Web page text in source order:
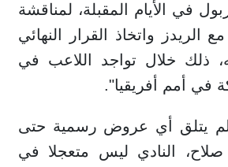
في الأيام المقبلة، لمناقشة
الريدز واتخاذ القرار النهائي
ذلك خلال تواجد اللاعب في
في أمم أفريقيا".
لم يتلق أي عروض رسمية حتى
صلاح، النادي ليس متعجلا في